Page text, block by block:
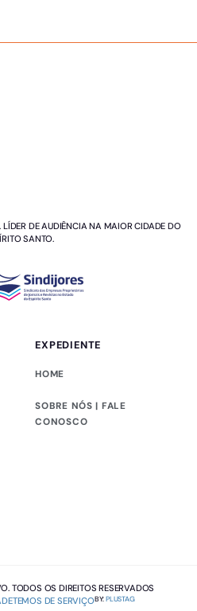
DE AUDIÊNCIA NA MAIOR CIDADE DO
SANTO.
EXPEDIENTE
HOME
SOBRE NÓS | FALE
CONOSCO
TODOS OS DIREITOS RESERVADOS
TEMOS DE SERVIÇOBY:PLUSTAG